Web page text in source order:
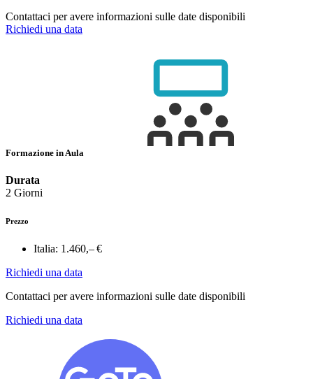
Contattaci per avere informazioni sulle date disponibili
Richiedi una data
Formazione in Aula
Durata
2 Giorni
Prezzo
Italia: 1.460,– €
Richiedi una data
Contattaci per avere informazioni sulle date disponibili
Richiedi una data